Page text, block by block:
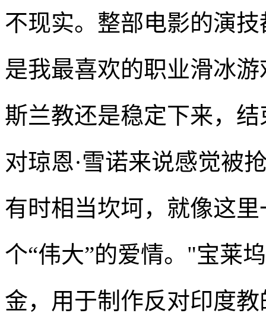
不现实。整部电影的演
是我最喜欢的职业滑冰
斯兰教还是稳定下来，
对琼恩·雪诺来说感觉被
有时相当坎坷，就像这
个“伟大”的爱情。"宝莱
金，用于制作反对印度